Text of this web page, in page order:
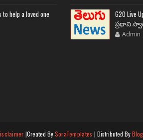
help a loved one
G20
ప్రధాని
Admin
|Created BySoraTemplates | Distributed By